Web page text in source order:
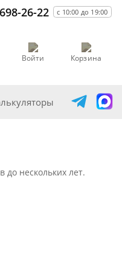
26-22 с 10:00 до 19:00
Войти
Корзина
нескольких лет.